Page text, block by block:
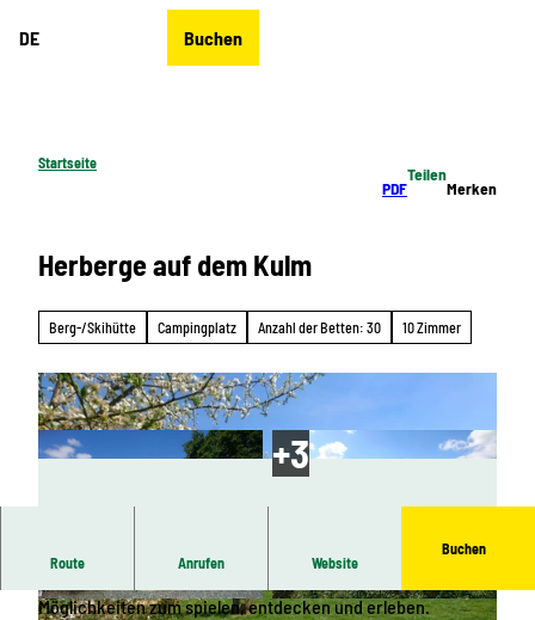
DE Buchen
Startseite
PDF
Teilen
Merken
Herberge auf dem Kulm
Berg-/Skihütte Campingplatz Anzahl der Betten: 30 10 Zimmer
© Mirko Börner |CC-BY-SA © Mirko Börner |CC-BY
Route Anrufen Website
Buchen
Möglichkeiten zum spielen, entdecken und erleben.